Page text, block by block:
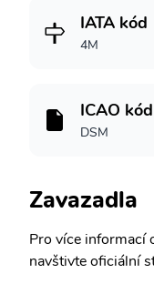
IATA kód
4M
ICAO kód
DSM
Zavazadla
Pro více informací
navštivte oficiální